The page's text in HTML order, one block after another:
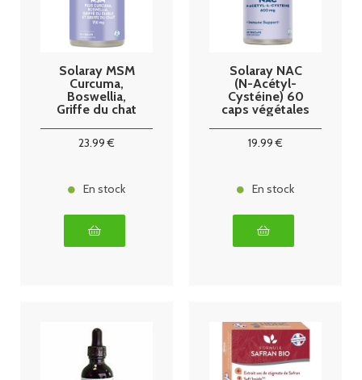
Solaray MSM
Curcuma,
Boswellia,
Griffe du chat
23.99 €
En stock
Solaray NAC
(N-Acétyl-
Cystéine) 60
caps végétales
19.99 €
En stock